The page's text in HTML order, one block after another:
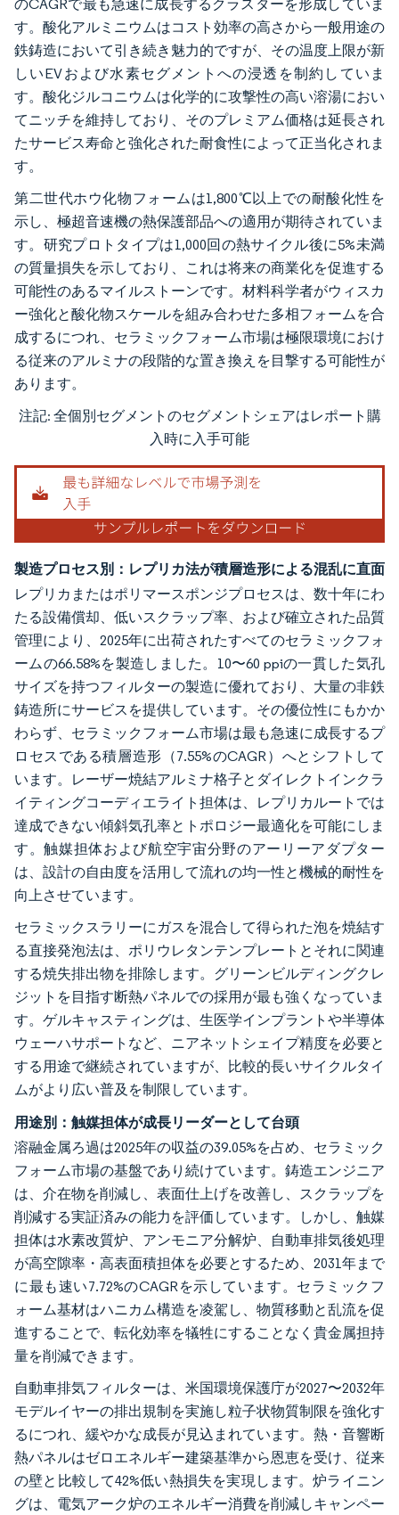
のCAGRで最も急速に成長するクラスターを形成していま
す。酸化アルミニウムはコスト効率の高さから一般用途の
鉄鋳造において引き続き魅力的ですが、その温度上限が新
しいEVおよび水素セグメントへの浸透を制約していま
す。酸化ジルコニウムは化学的に攻撃性の高い溶湯におい
てニッチを維持しており、そのプレミアム価格は延長され
たサービス寿命と強化された耐食性によって正当化されま
す。
第二世代ホウ化物フォームは1,800℃以上での耐酸化性を
示し、極超音速機の熱保護部品への適用が期待されていま
す。研究プロトタイプは1,000回の熱サイクル後に5%未満
の質量損失を示しており、これは将来の商業化を促進する
可能性のあるマイルストーンです。材料科学者がウィスカ
ー強化と酸化物スケールを組み合わせた多相フォームを合
成するにつれ、セラミックフォーム市場は極限環境におけ
る従来のアルミナの段階的な置き換えを目撃する可能性が
あります。
画像 © Mordor Intelligence。再利用にはCC BY 4.0の表示が必要です。
注記: 全個別セグメントのセグメントシェアはレポート購
入時に入手可能
製造プロセス別：レプリカ法が積層造形による混乱に直面
レプリカまたはポリマースポンジプロセスは、数十年にわ
たる設備償却、低いスクラップ率、および確立された品質
管理により、2025年に出荷されたすべてのセラミックフォ
ームの66.58%を製造しました。10〜60 ppiの一貫した気孔
サイズを持つフィルターの製造に優れており、大量の非鉄
鋳造所にサービスを提供しています。その優位性にもかか
わらず、セラミックフォーム市場は最も急速に成長するプ
ロセスである積層造形（7.55%のCAGR）へとシフトして
います。レーザー焼結アルミナ格子とダイレクトインクラ
イティングコーディエライト担体は、レプリカルートでは
達成できない傾斜気孔率とトポロジー最適化を可能にしま
す。触媒担体および航空宇宙分野のアーリーアダプター
は、設計の自由度を活用して流れの均一性と機械的耐性を
向上させています。
セラミックスラリーにガスを混合して得られた泡を焼結す
る直接発泡法は、ポリウレタンテンプレートとそれに関連
する焼失排出物を排除します。グリーンビルディングクレ
ジットを目指す断熱パネルでの採用が最も強くなっていま
す。ゲルキャスティングは、生医学インプラントや半導体
ウェーハサポートなど、ニアネットシェイプ精度を必要と
する用途で継続されていますが、比較的長いサイクルタイ
ムがより広い普及を制限しています。
用途別：触媒担体が成長リーダーとして台頭
溶融金属ろ過は2025年の収益の39.05%を占め、セラミック
フォーム市場の基盤であり続けています。鋳造エンジニア
は、介在物を削減し、表面仕上げを改善し、スクラップを
削減する実証済みの能力を評価しています。しかし、触媒
担体は水素改質炉、アンモニア分解炉、自動車排気後処理
が高空隙率・高表面積担体を必要とするため、2031年まで
に最も速い7.72%のCAGRを示しています。セラミックフ
ォーム基材はハニカム構造を凌駕し、物質移動と乱流を促
進することで、転化効率を犠牲にすることなく貴金属担持
量を削減できます。
自動車排気フィルターは、米国環境保護庁が2027〜2032年
モデルイヤーの排出規制を実施し粒子状物質制限を強化す
るにつれ、緩やかな成長が見込まれています。熱・音響断
熱パネルはゼロエネルギー建築基準から恩恵を受け、従来
の壁と比較して42%低い熱損失を実現します。炉ライニン
グは、電気アーク炉のエネルギー消費を削減しキャンペー